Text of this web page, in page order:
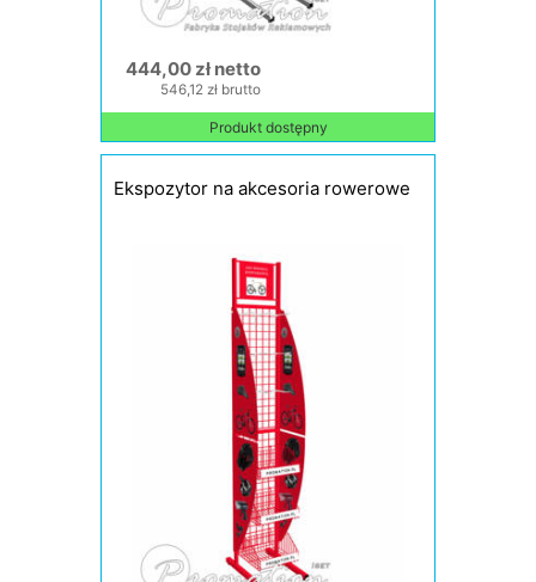
444,00 zł netto
546,12 zł brutto
Produkt dostępny
Ekspozytor na akcesoria rowerowe